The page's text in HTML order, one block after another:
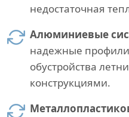
недостаточная
Алюминиевые
надежные профили
обустройства
конструкциями.